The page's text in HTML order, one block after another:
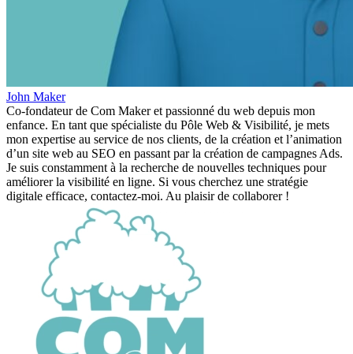
John Maker
Co-fondateur de Com Maker et passionné du web depuis mon
enfance. En tant que spécialiste du Pôle Web & Visibilité, je mets
mon expertise au service de nos clients, de la création et l’animation
d’un site web au SEO en passant par la création de campagnes Ads.
Je suis constamment à la recherche de nouvelles techniques pour
améliorer la visibilité en ligne. Si vous cherchez une stratégie
digitale efficace, contactez-moi. Au plaisir de collaborer !